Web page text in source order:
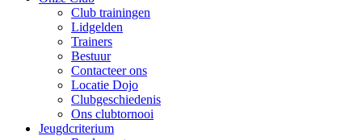
Club trainingen
Lidgelden
Trainers
Bestuur
Contacteer ons
Locatie Dojo
Clubgeschiedenis
Ons clubtornooi
Jeugdcriterium